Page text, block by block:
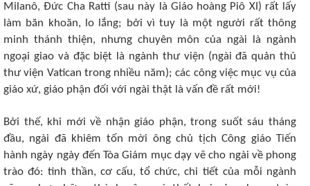
Milanô, Ðức Cha Ratti (sau này là Giáo hoàng Piô XI) rất lấy
làm băn khoăn, lo lắng; bởi vì tuy là một người rất thông
minh thánh thiện, nhưng chuyên môn của ngài là ngành
ngoại giao và đặc biệt là ngành thư viện (ngài đã quản thủ
thư viện Vatican trong nhiều năm); các công việc mục vụ của
giáo xứ, giáo phận đối với ngài thật là vấn đề rất mới!
Bởi thế, khi mới về nhận giáo phận, trong suốt sáu tháng
đầu, ngài đã khiêm tốn mời ông chủ tịch Công giáo Tiến
hành ngày ngày đến Tòa Giám mục dạy vẽ cho ngài về phong
trào đó: tinh thần, cơ cấu, tổ chức, chi tiết của mỗi ngành